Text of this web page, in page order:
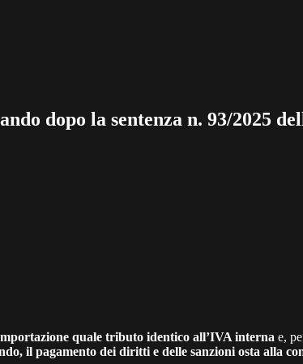
dopo la sentenza n. 93/2025
quale tributo identico all’IVA interna e,
il pagamento dei diritti e delle sanzioni osta alla